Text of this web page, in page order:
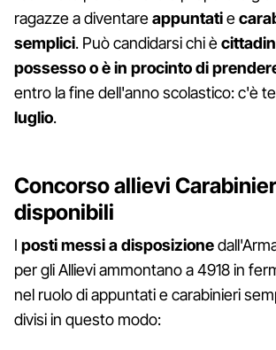
ragazze a diventareappuntatie
semplici. Può candidarsi chi è
possesso o è in procinto di
entro la fine dell'anno scolastico: c'è
luglio.
Concorso allievi
disponibili
I posti messi a disposizione
per gli Allievi ammontano a 4918 in
nel ruolo di appuntati e carabinieri
divisi in questo modo: